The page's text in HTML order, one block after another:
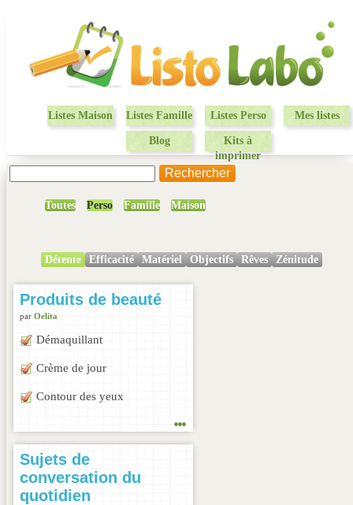
Listes Maison Listes Famille Listes Perso Mes listes
Blog
Kits à
imprimer
Toutes Perso Famille Maison
Détente Efficacité Matériel Objectifs Rêves Zénitude
Produits de beauté
par Oelita
Démaquillant
Crème de jour
Contour des yeux
...
Sujets de
conversation du
quotidien